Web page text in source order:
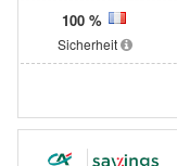
100 %
Sicherheit